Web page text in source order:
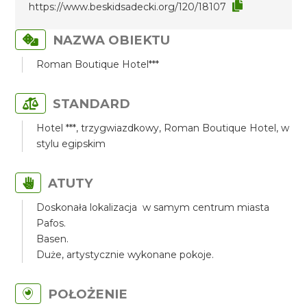
https://www.beskidsadecki.org/120/18107
NAZWA OBIEKTU
Roman Boutique Hotel***
STANDARD
Hotel ***, trzygwiazdkowy, Roman Boutique Hotel, w
stylu egipskim
ATUTY
Doskonała lokalizacja w samym centrum miasta
Pafos.
Basen.
Duże, artystycznie wykonane pokoje.
POŁOŻENIE